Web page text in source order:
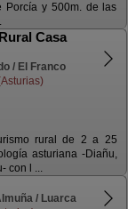
Porcía y 500m. de las
Casa
/ El Franco
rural de 2 a 25
asturiana -Diañu,
con l ...
/ Luarca